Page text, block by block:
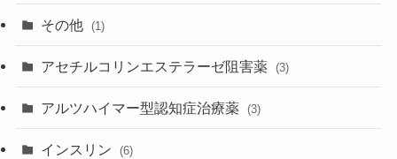
その他 (1)
アセチルコリンエステラーゼ阻害薬 (3)
アルツハイマー型認知症治療薬 (3)
インスリン (6)